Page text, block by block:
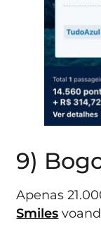
9)
Apenas
Smiles